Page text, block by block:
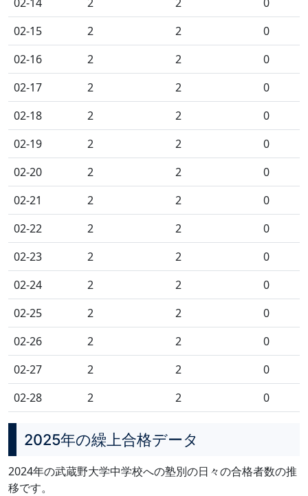
02-15
2 2
0
02-16
2 2
0
02-17
2 2
0
02-18
2 2
0
02-19
2 2
0
02-20
2 2
0
02-21
2 2
0
02-22
2 2
0
02-23
2 2
0
02-24
2 2
0
02-25
2 2
0
02-26
2 2
0
02-27
2 2
0
02-28
2 2 0
2025年の繰上合格データ
2024年の武蔵野大学中学校への塾別の日々の合格者数の推
移です。